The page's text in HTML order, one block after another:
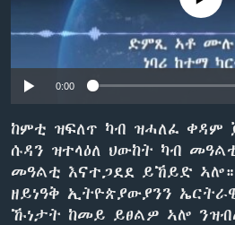
ቂሔ ጽልሚ
ቋንቋታት
0:00
ከምቲ ዝፍለጥ ካብ ዝሓለፈ ቀዳም
ሱዳን ዝተላዕለ ህውከት ካብ
መዓልቲ እናተጋደደ ይኸይድ
ዘይነዓቅ ኢትዮጵያውያንን
ኹነታት ከመይ ይፀልዎ ኣሎ